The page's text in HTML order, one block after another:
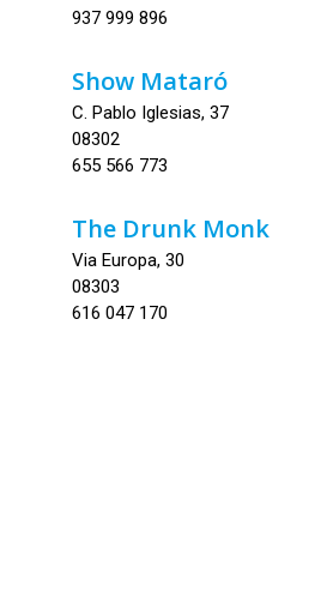
937 999 896
Show Mataró
C. Pablo Iglesias, 37
08302
655 566 773
The Drunk Monk
Via Europa, 30
08303
616 047 170